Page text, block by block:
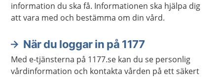
information du ska få. Informationen ska hjälpa dig
att vara med och bestämma om din vård.
När du loggar in på 1177
Med e-tjänsterna på 1177.se kan du se personlig
vårdinformation och kontakta vården på ett säkert